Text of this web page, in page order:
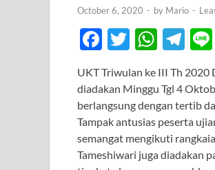
October 6, 2020 - by Mario -
F
e
b
o
o
T
itt
er
W
at
s
A
p
T
e
gr
a
m
UKT Triwulan ke III Th 2020
diadakan Minggu Tgl 4
berlangsung dengan tertib
Tampak antusias peserta
semangat mengikuti
Tameshiwari juga diadakan